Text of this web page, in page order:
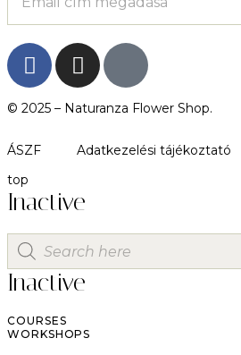
© 2025 – Naturanza Flower Shop.
ÁSZF
Adatkezelési tájékoztató
top
Inactive
Inactive
COURSES
WORKSHOPS